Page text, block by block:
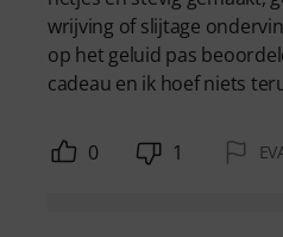
wrijving of slijtage
op het geluid pas
cadeau en ik hoef niets
0 1